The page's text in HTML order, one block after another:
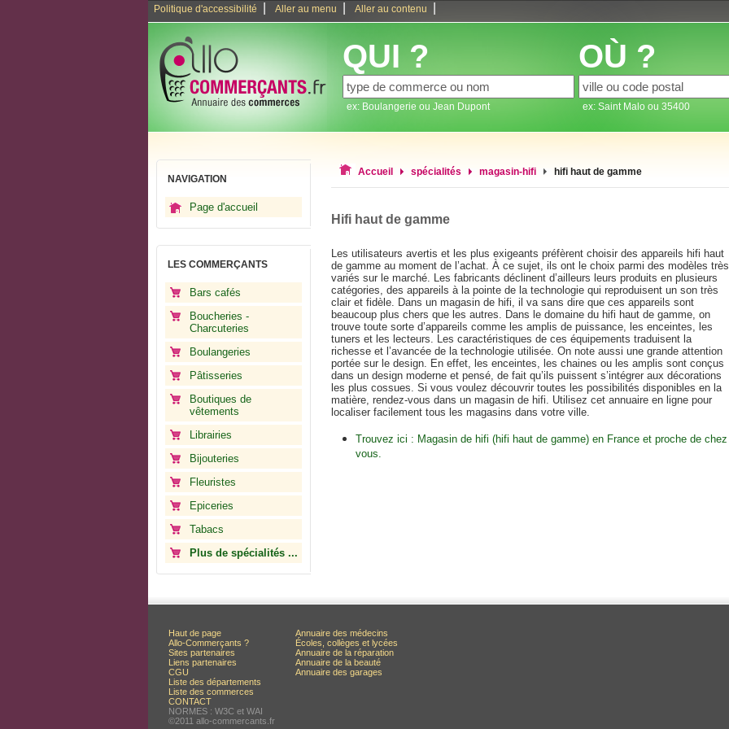
Politique d'accessibilité Aller au menu Aller au contenu
QUI ?
ex: Boulangerie ou Jean Dupont
OÙ ?
ex: Saint Malo ou 35400
NAVIGATION
Page d'accueil
LES COMMERÇANTS
Bars cafés
Boucheries -
Charcuteries
Boulangeries
Pâtisseries
Boutiques de
vêtements
Librairies
Bijouteries
Fleuristes
Epiceries
Tabacs
Plus de spécialités ...
Accueil spécialités magasin-hifi hifi haut de gamme
Hifi haut de gamme
Les utilisateurs avertis et les plus exigeants préfèrent choisir des appareils hifi haut
de gamme au moment de l’achat. À ce sujet, ils ont le choix parmi des modèles très
variés sur le marché. Les fabricants déclinent d’ailleurs leurs produits en plusieurs
catégories, des appareils à la pointe de la technologie qui reproduisent un son très
clair et fidèle. Dans un magasin de hifi, il va sans dire que ces appareils sont
beaucoup plus chers que les autres. Dans le domaine du hifi haut de gamme, on
trouve toute sorte d’appareils comme les amplis de puissance, les enceintes, les
tuners et les lecteurs. Les caractéristiques de ces équipements traduisent la
richesse et l’avancée de la technologie utilisée. On note aussi une grande attention
portée sur le design. En effet, les enceintes, les chaines ou les amplis sont conçus
dans un design moderne et pensé, de fait qu’ils puissent s’intégrer aux décorations
les plus cossues. Si vous voulez découvrir toutes les possibilités disponibles en la
matière, rendez-vous dans un magasin de hifi. Utilisez cet annuaire en ligne pour
localiser facilement tous les magasins dans votre ville.
Trouvez ici : Magasin de hifi (hifi haut de gamme) en France et proche de chez
vous.
Haut de page
Allo-Commerçants ?
Sites partenaires
Liens partenaires
CGU
Liste des départements
Liste des commerces
CONTACT
NORMES : W3C et WAI
©2011 allo-commercants.fr
Annuaire des médecins
Écoles, collèges et lycées
Annuaire de la réparation
Annuaire de la beauté
Annuaire des garages